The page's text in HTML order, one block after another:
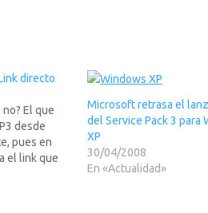
directo
El que
desde
pues en
el link que
downl
msdo
Microsoft retrasa el
del Service Pack 3 para
XP
30/04/2008
En «Actualidad»